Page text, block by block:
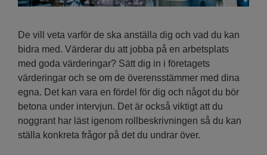
De vill veta varför de ska anställa dig och vad du kan
bidra med. Värderar du att jobba på en arbetsplats
med goda värderingar? Sätt dig in i företagets
värderingar och se om de överensstämmer med dina
egna. Det kan vara en fördel för dig och något du bör
betona under intervjun. Det är också viktigt att du
noggrant har läst igenom rollbeskrivningen så du kan
ställa konkreta frågor på det du undrar över.